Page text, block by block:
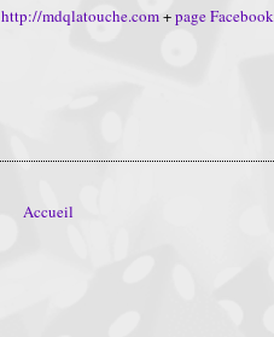
http://mdqlatouche.com+page Facebook
Accueil